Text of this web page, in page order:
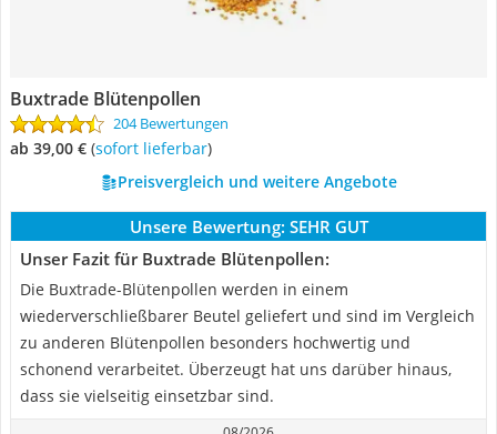
Buxtrade Blütenpollen
204 Bewertungen
ab 39,00 € ( Sofort lieferbar)
Preisvergleich und weitere Angebote
Unsere Bewertung: SEHR GUT
Unser Fazit für Buxtrade Blütenpollen:
Die Buxtrade-Blütenpollen werden in einem
wiederverschließbarer Beutel geliefert und sind im Vergleich
zu anderen Blütenpollen besonders hochwertig und
schonend verarbeitet. Überzeugt hat uns darüber hinaus,
dass sie vielseitig einsetzbar sind.